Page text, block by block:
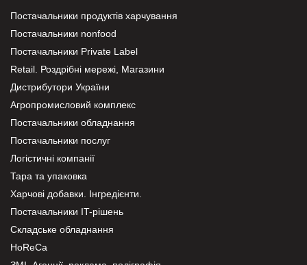
Постачальники продуктів харчування
Постачальники nonfood
Постачальники Private Label
Retail. Роздрібні мережі, Магазини
Дистрибутори України
Агропромисловий комплекс
Постачальники обладнання
Постачальники послуг
Логістичні компанії
Тара та упаковка
Харчові добавки. Інгредієнти.
Постачальники IT-рішень
Складське обладнання
HoReCa